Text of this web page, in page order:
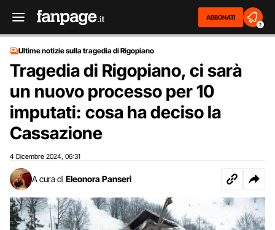
ABBONATI
2
Ultime notizie sulla tragedia di Rigopiano
Tragedia di Rigopiano, ci sarà
un nuovo processo per 10
imputati: cosa ha deciso la
Cassazione
4 Dicembre 2024 06:31
A cura di Eleonora Panseri